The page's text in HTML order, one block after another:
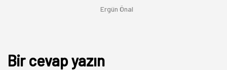
Ergün Önal
Bir cevap yazın